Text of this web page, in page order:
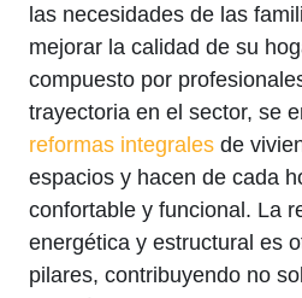
las necesidades de las
mejorar la calidad de su
compuesto por
trayectoria en el sector, se
reformas integrales de
espacios y hacen de cada
confortable y funcional. La
energética y estructural es
pilares, contribuyendo no